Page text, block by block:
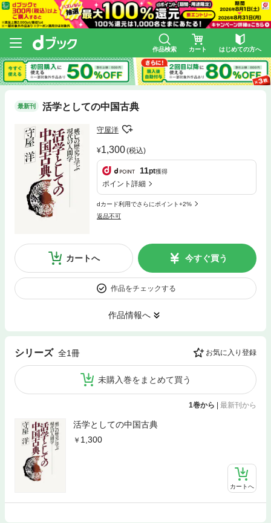
作品検索 カート はじめての方へ
最新刊 活学としての中国古典
守屋洋
1,300(税込)
11pt獲得
ポイント詳細
dカード利用でさらにポイント+2%
返品不可
カートへ 今すぐ買う
作品をチェックする
作品情報へ
シリーズ 全1冊 お気に入り登録
未購入巻をまとめて買う
1巻から | 最新刊から
活学としての中国古典
1,300
カートへ